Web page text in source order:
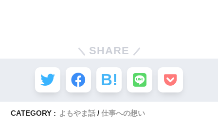
SHARE
CATEGORY : よもやま話 仕事への想い